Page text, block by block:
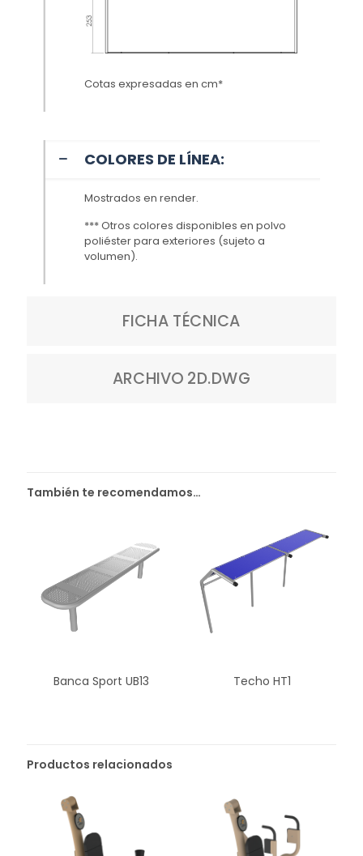
Cotas expresadas en cm*
COLORES DE LÍNEA:
Mostrados en render.
*** Otros colores disponibles en polvo
poliéster para exteriores (sujeto a
volumen).
FICHA TÉCNICA
ARCHIVO 2D.DWG
También te recomendamos…
Banca Sport UB13 Techo HT1
Productos relacionados